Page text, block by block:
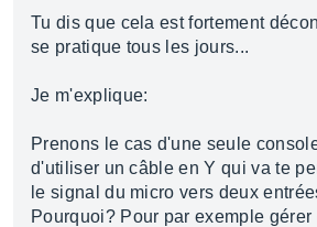
Tu dis que cela est fortement
se pratique tous les jours...
Je m'explique:
Prenons le cas d'une seule
d'utiliser un câble en Y qui va te
le signal du micro vers deux
Pourquoi? Pour par exemple